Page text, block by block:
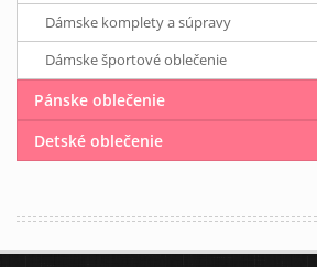
Dámske komplety a súpravy
Dámske športové oblečenie
Pánske oblečenie
Detské oblečenie